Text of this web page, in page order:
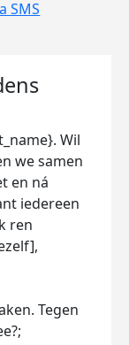
SMS
Wil
we samen
en ná
iedereen
ren
Tegen